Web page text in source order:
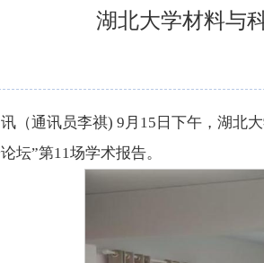
湖北大学材料与
（通讯员李祺) 9月15日下午，湖北
坛”第11场学术报告。